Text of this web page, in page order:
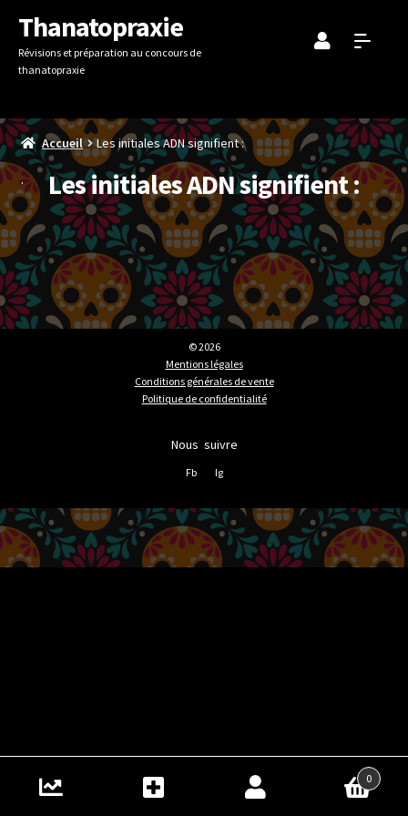
navigation
contenu
Thanatopraxie
Révisions et préparation au concours de
thanatopraxie
Accueil Les initiales ADN signifient :
Les initiales ADN signifient :
© 2026
Mentions légales
Conditions générales de vente
Politique de confidentialité
0
Fb Ig
Nous suivre